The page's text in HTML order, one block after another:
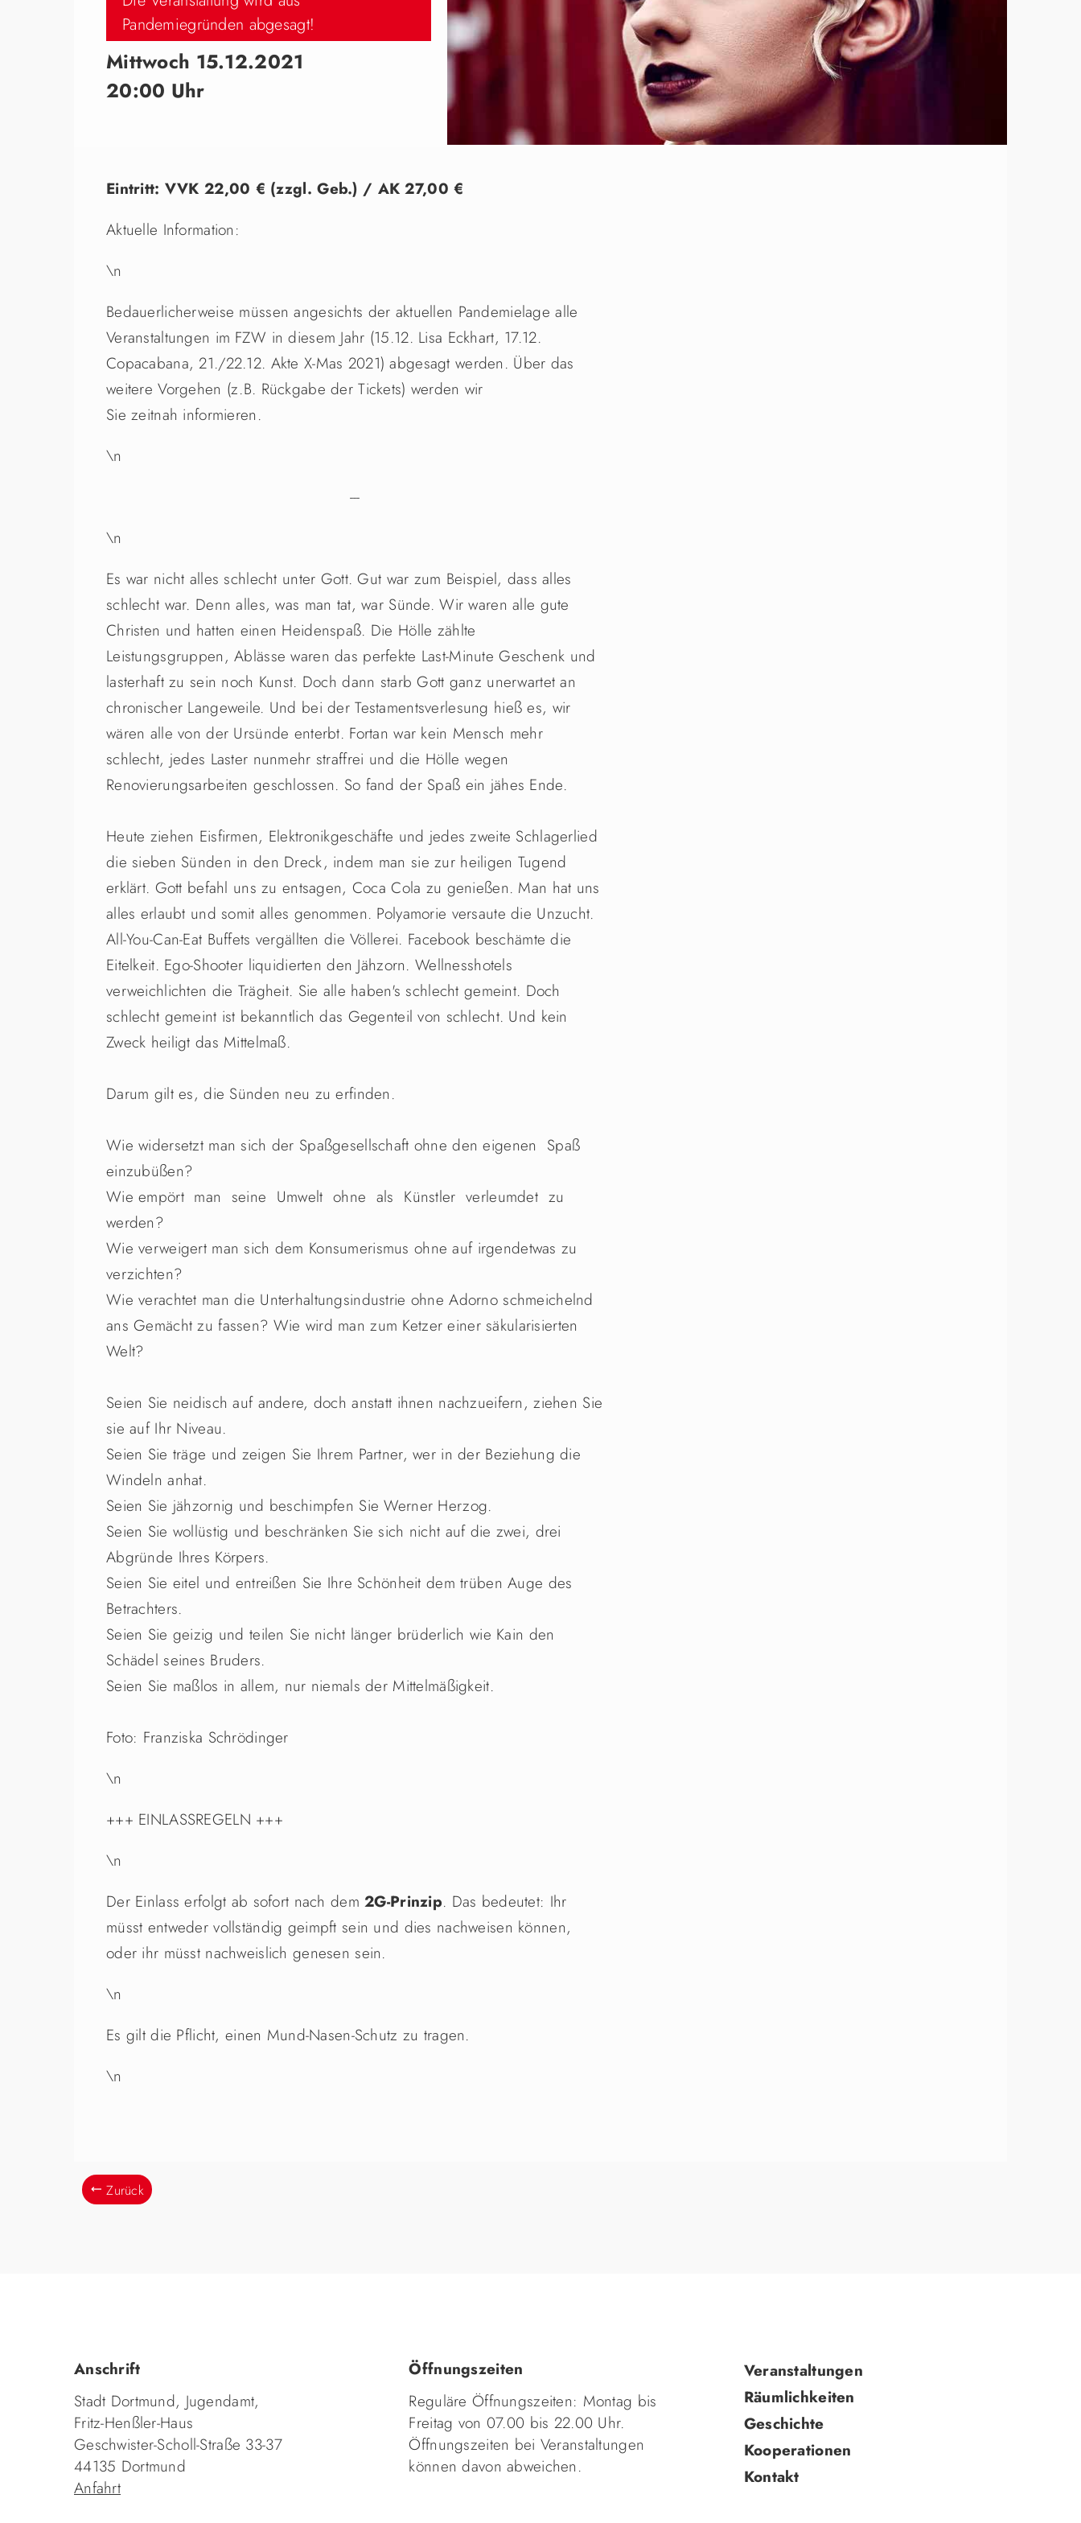
Pandemiegründen abgesagt!
Mittwoch 15.12.2021
20:00 Uhr
Eintritt: VVK 22,00 € (zzgl. Geb.) / AK 27,00 €
Aktuelle Information:
\n
Bedauerlicherweise müssen angesichts der aktuellen Pandemielage alle
Veranstaltungen im FZW in diesem Jahr (15.12. Lisa Eckhart, 17.12.
Copacabana, 21./22.12. Akte X-Mas 2021) abgesagt werden. Über das
weitere Vorgehen (z.B. Rückgabe der Tickets) werden wir
Sie zeitnah informieren.
\n
---
\n
Es war nicht alles schlecht unter Gott. Gut war zum Beispiel, dass alles
schlecht war. Denn alles, was man tat, war Sünde. Wir waren alle gute
Christen und hatten einen Heidenspaß. Die Hölle zählte
Leistungsgruppen, Ablässe waren das perfekte Last-Minute Geschenk und
lasterhaft zu sein noch Kunst. Doch dann starb Gott ganz unerwartet an
chronischer Langeweile. Und bei der Testamentsverlesung hieß es, wir
wären alle von der Ursünde enterbt. Fortan war kein Mensch mehr
schlecht, jedes Laster nunmehr straffrei und die Hölle wegen
Renovierungsarbeiten geschlossen. So fand der Spaß ein jähes Ende.
Heute ziehen Eisfirmen, Elektronikgeschäfte und jedes zweite Schlagerlied
die sieben Sünden in den Dreck, indem man sie zur heiligen Tugend
erklärt. Gott befahl uns zu entsagen, Coca Cola zu genießen. Man hat uns
alles erlaubt und somit alles genommen. Polyamorie versaute die Unzucht.
All-You-Can-Eat Buffets vergällten die Völlerei. Facebook beschämte die
Eitelkeit. Ego-Shooter liquidierten den Jähzorn. Wellnesshotels
verweichlichten die Trägheit. Sie alle haben's schlecht gemeint. Doch
schlecht gemeint ist bekanntlich das Gegenteil von schlecht. Und kein
Zweck heiligt das Mittelmaß.
Darum gilt es, die Sünden neu zu erfinden.
Wie widersetzt man sich der Spaßgesellschaft ohne den eigenen Spaß
einzubüßen?
Wie empört man seine Umwelt ohne als Künstler verleumdet zu
werden?
Wie verweigert man sich dem Konsumerismus ohne auf irgendetwas zu
verzichten?
Wie verachtet man die Unterhaltungsindustrie ohne Adorno schmeichelnd
ans Gemächt zu fassen? Wie wird man zum Ketzer einer säkularisierten
Welt?
Seien Sie neidisch auf andere, doch anstatt ihnen nachzueifern, ziehen Sie
sie auf Ihr Niveau.
Seien Sie träge und zeigen Sie Ihrem Partner, wer in der Beziehung die
Windeln anhat.
Seien Sie jähzornig und beschimpfen Sie Werner Herzog.
Seien Sie wollüstig und beschränken Sie sich nicht auf die zwei, drei
Abgründe Ihres Körpers.
Seien Sie eitel und entreißen Sie Ihre Schönheit dem trüben Auge des
Betrachters.
Seien Sie geizig und teilen Sie nicht länger brüderlich wie Kain den
Schädel seines Bruders.
Seien Sie maßlos in allem, nur niemals der Mittelmäßigkeit.
Foto: Franziska Schrödinger
\n
+++ EINLASSREGELN +++
\n
Der Einlass erfolgt ab sofort nach dem2G-Prinzip. Das bedeutet: Ihr
müsst entweder vollständig geimpft sein und dies nachweisen können,
oder ihr müsst nachweislich genesen sein.
\n
Es gilt die Pflicht, einen Mund-Nasen-Schutz zu tragen.
\n
Zurück
Anschrift
Stadt Dortmund, Jugendamt,
Fritz-Henßler-Haus
Geschwister-Scholl-Straße 33-37
44135 Dortmund
Anfahrt
Öffnungszeiten
Reguläre Öffnungszeiten: Montag bis
Freitag von 07.00 bis 22.00 Uhr.
Öffnungszeiten bei Veranstaltungen
können davon abweichen.
Navigation
überspringen
Veranstaltungen
Räumlichkeiten
Geschichte
Kooperationen
Kontakt